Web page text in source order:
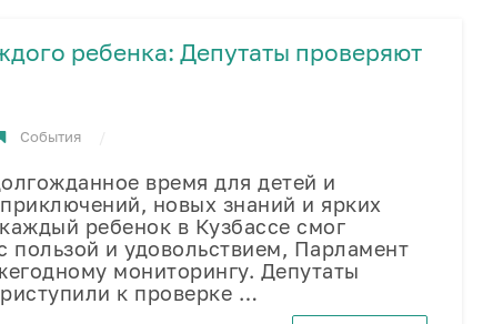
ребенка: Депутаты проверяют
События
время для детей и
новых знаний и ярких
ребенок в Кузбассе смог
пользой и удовольствием, Парламент
мониторингу. Депутаты
к проверке …